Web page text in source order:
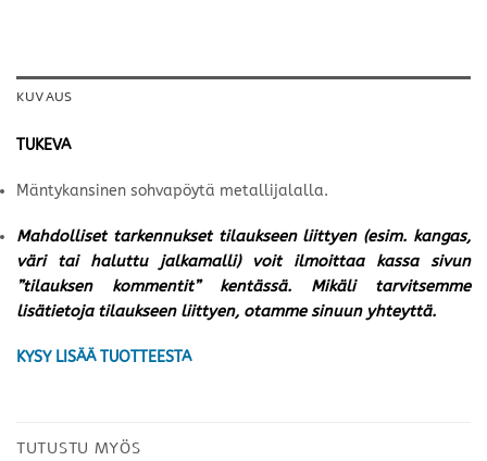
KUVAUS
TUKEVA
Mäntykansinen sohvapöytä metallijalalla.
Mahdolliset tarkennukset tilaukseen liittyen (esim. kangas,
väri tai haluttu jalkamalli) voit ilmoittaa kassa sivun
”tilauksen kommentit” kentässä. Mikäli tarvitsemme
lisätietoja tilaukseen liittyen, otamme sinuun yhteyttä.
KYSY LISÄÄ TUOTTEESTA
TUTUSTU MYÖS